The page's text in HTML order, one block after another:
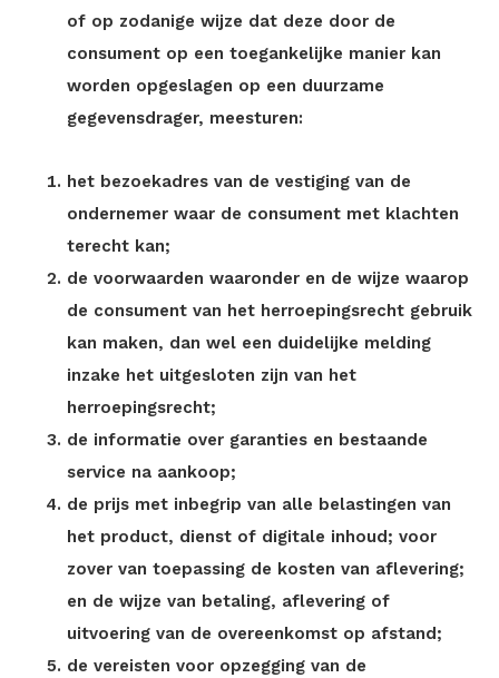
of op zodanige wijze dat deze door de
consument op een toegankelijke manier kan
worden opgeslagen op een duurzame
gegevensdrager, meesturen:
het bezoekadres van de vestiging van de
ondernemer waar de consument met klachten
terecht kan;
de voorwaarden waaronder en de wijze waarop
de consument van het herroepingsrecht gebruik
kan maken, dan wel een duidelijke melding
inzake het uitgesloten zijn van het
herroepingsrecht;
de informatie over garanties en bestaande
service na aankoop;
de prijs met inbegrip van alle belastingen van
het product, dienst of digitale inhoud; voor
zover van toepassing de kosten van aflevering;
en de wijze van betaling, aflevering of
uitvoering van de overeenkomst op afstand;
de vereisten voor opzegging van de